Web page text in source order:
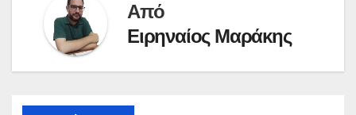
Από
Ειρηναίος Μαράκης